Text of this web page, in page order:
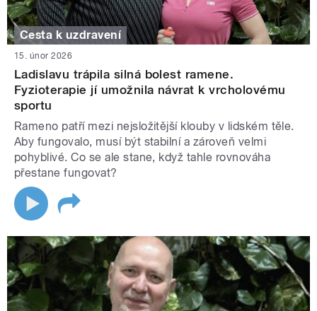
Cesta k uzdravení
15. únor 2026
Ladislavu trápila silná bolest ramene.
Fyzioterapie jí umožnila návrat k vrcholovému
sportu
Rameno patří mezi nejsložitější klouby v lidském těle.
Aby fungovalo, musí být stabilní a zároveň velmi
pohyblivé. Co se ale stane, když tahle rovnováha
přestane fungovat?